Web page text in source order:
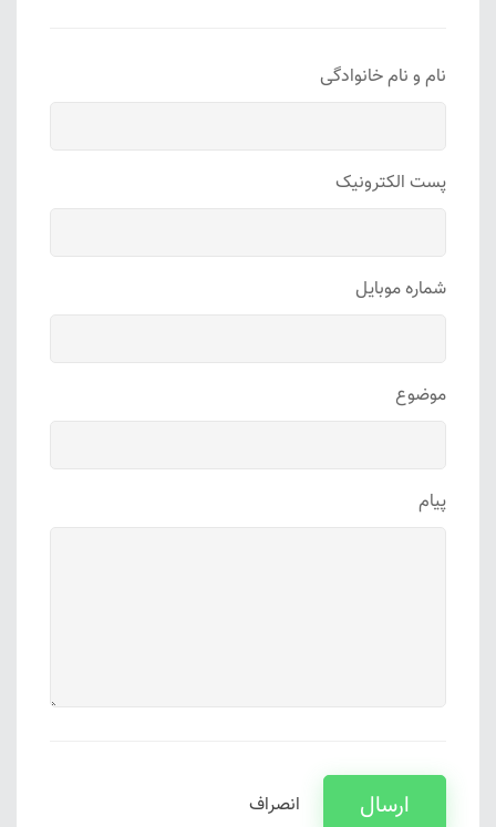
نام و نام خانوادگی
پست الکترونیک
شماره موبایل
موضوع
پیام
ارسال انصراف